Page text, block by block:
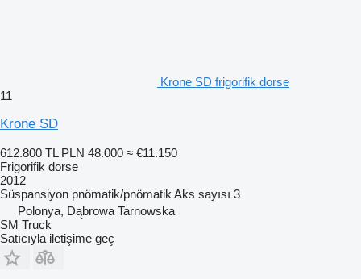
Krone SD frigorifik dorse
11
Krone SD
612.800 TL PLN 48.000 ≈ €11.150
Frigorifik dorse
2012
Süspansiyon pnömatik/pnömatik Aks sayısı 3
Polonya, Dąbrowa Tarnowska
SM Truck
Satıcıyla iletişime geç